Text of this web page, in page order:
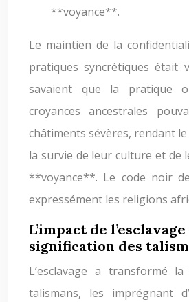
**voyance**.
Le maintien de la
pratiques syncrétiques était
savaient que la pratique
croyances ancestrales
châtiments sévères, rendant
la survie de leur culture et de
**voyance**. Le code noir
expressément les religions
L’impact de
signification des
L’esclavage a transformé
talismans, les imprégnant